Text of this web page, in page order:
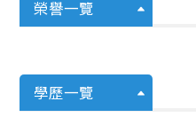
榮譽一覽
學歷一覽